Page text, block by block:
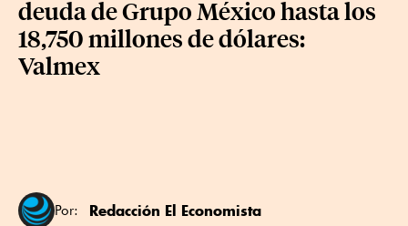
deuda de Grupo México hasta los
18,750 millones de dólares:
Valmex
Por: Redacción El Economista